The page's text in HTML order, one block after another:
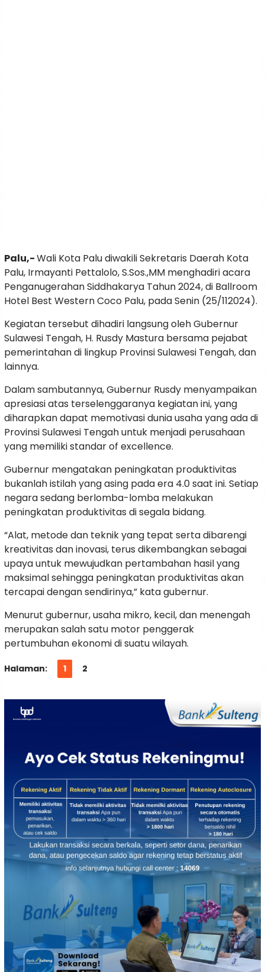
Palu,-Wali Kota Palu diwakili Sekretaris Daerah Kota
Palu, Irmayanti Pettalolo, S.Sos.,MM menghadiri acara
Penganugerahan Siddhakarya Tahun 2024, di Ballroom
Hotel Best Western Coco Palu, pada Senin (25/112024).
Kegiatan tersebut dihadiri langsung oleh Gubernur
Sulawesi Tengah, H. Rusdy Mastura bersama pejabat
pemerintahan di lingkup Provinsi Sulawesi Tengah, dan
lainnya.
Dalam sambutannya, Gubernur Rusdy menyampaikan
apresiasi atas terselenggaranya kegiatan ini, yang
diharapkan dapat memotivasi dunia usaha yang ada di
Provinsi Sulawesi Tengah untuk menjadi perusahaan
yang memiliki standar of excellence.
Gubernur mengatakan peningkatan produktivitas
bukanlah istilah yang asing pada era 4.0 saat ini. Setiap
negara sedang berlomba-lomba melakukan
peningkatan produktivitas di segala bidang.
“Alat, metode dan teknik yang tepat serta dibarengi
kreativitas dan inovasi, terus dikembangkan sebagai
upaya untuk mewujudkan pertambahan hasil yang
maksimal sehingga peningkatan produktivitas akan
tercapai dengan sendirinya,” kata gubernur.
Menurut gubernur, usaha mikro, kecil, dan menengah
merupakan salah satu motor penggerak
pertumbuhan ekonomi di suatu wilayah.
Halaman: 1 2